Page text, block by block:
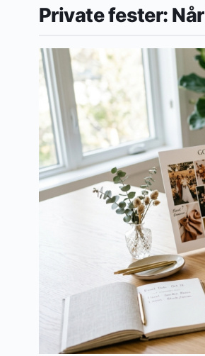
Private fester: